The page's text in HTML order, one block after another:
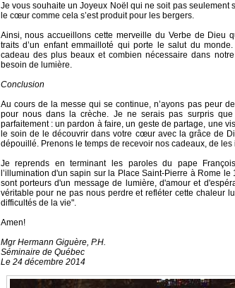
Je vous souhaite un Joyeux Noël qui ne soit pas seulement
le cœur comme cela s’est produit pour les bergers.
Ainsi, nous accueillons cette merveille du Verbe de Dieu
traits d’un enfant emmailloté qui porte le salut du
cadeau des plus beaux et combien nécessaire dans
besoin de lumière.
Conclusion
Au cours de la messe qui se continue, n’ayons pas peur
pour nous dans la crèche. Je ne serais pas surpris
parfaitement : un pardon à faire, un geste de partage, une
le soin de le découvrir dans votre cœur avec la grâce de
dépouillé. Prenons le temps de recevoir nos cadeaux, de
Je reprends en terminant les paroles du pape
l’illumination d'un sapin sur la Place Saint-Pierre à Rome
sont porteurs d'un message de lumière, d'amour et
véritable pour ne pas nous perdre et refléter cette chaleur
difficultés de la vie".
Amen!
Mgr Hermann Giguère, P.H.
Séminaire de Québec
Le 24 décembre 2014